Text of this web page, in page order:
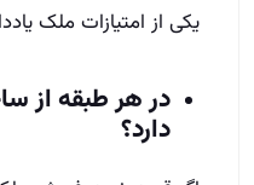
یکی از امتیازات ملک
در هر طبقه از
دارد؟